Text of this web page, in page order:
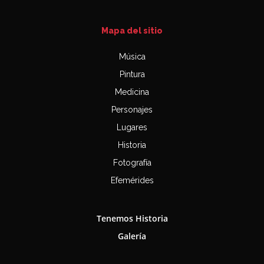
Mapa del sitio
Música
Pintura
Medicina
Personajes
Lugares
Historia
Fotografía
Efemérides
Tenemos Historia
Galería